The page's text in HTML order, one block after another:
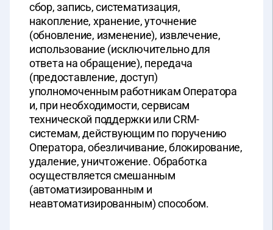
сбор, запись, систематизация,
накопление, хранение, уточнение
(обновление, изменение), извлечение,
использование (исключительно для
ответа на обращение), передача
(предоставление, доступ)
уполномоченным работникам Оператора
и, при необходимости, сервисам
технической поддержки или CRM-
системам, действующим по поручению
Оператора, обезличивание, блокирование,
удаление, уничтожение. Обработка
осуществляется смешанным
(автоматизированным и
неавтоматизированным) способом.